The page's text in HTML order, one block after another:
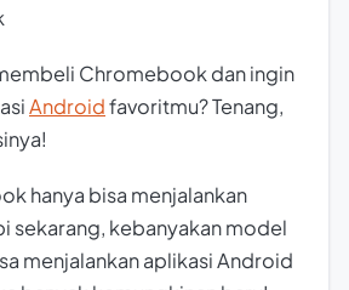
Chromebook dan ingin
Androidfavoritmu? Tenang,
hanya bisa menjalankan
sekarang, kebanyakan model
menjalankan aplikasi Android